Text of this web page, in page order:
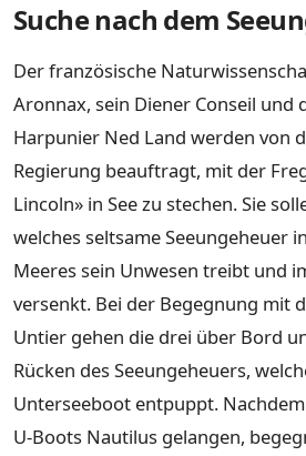
Suche nach dem
Der französische
Aronnax, sein Diener Conseil und
Harpunier Ned Land werden von
Regierung beauftragt, mit der
Lincoln» in See zu stechen. Sie
welches seltsame Seeungeheuer
Meeres sein Unwesen treibt und
versenkt. Bei der Begegnung mit
Untier gehen die drei über Bord
Rücken des Seeungeheuers,
Unterseeboot entpuppt.
U-Boots Nautilus gelangen,